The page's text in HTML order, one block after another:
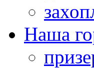
Наша